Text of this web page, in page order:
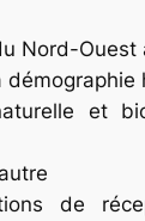
Nord-Ouest
démographie
et
de